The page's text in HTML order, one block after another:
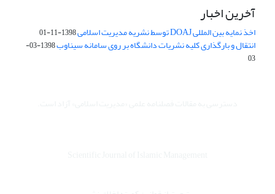
آخرین اخبار
اخذ نمایه بین المللی DOAJ توسط نشریه مدیریت اسلامی 1398-11-01
انتقال و بارگذاری کلیه نشریات دانشگاه بر روی سامانه سیناوب
1398-03-
03